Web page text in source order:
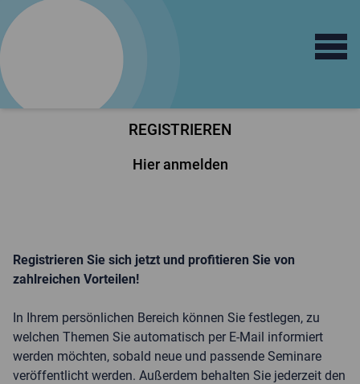
Open
REGISTRIEREN
Hier anmelden
Registrieren Sie sich jetzt und profitieren Sie von
zahlreichen Vorteilen!
In Ihrem persönlichen Bereich können Sie festlegen, zu
welchen Themen Sie automatisch per E-Mail informiert
werden möchten, sobald neue und passende Seminare
veröffentlicht werden. Außerdem behalten Sie jederzeit den